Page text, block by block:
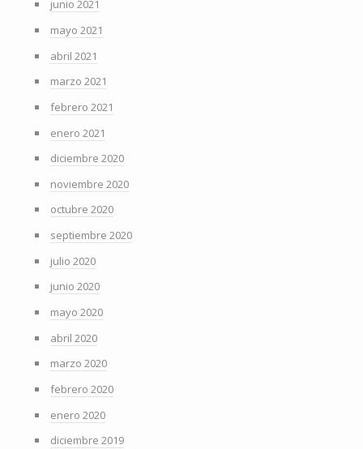
junio 2021
mayo 2021
abril 2021
marzo 2021
febrero 2021
enero 2021
diciembre 2020
noviembre 2020
octubre 2020
septiembre 2020
julio 2020
junio 2020
mayo 2020
abril 2020
marzo 2020
febrero 2020
enero 2020
diciembre 2019